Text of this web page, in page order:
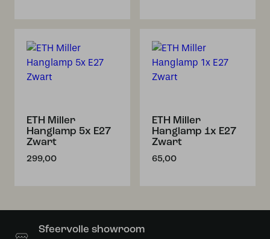
ETH Miller
Hanglamp 5x E27
Zwart
299,00
ETH Miller
Hanglamp 1x E27
Zwart
65,00
Sfeervolle showroom